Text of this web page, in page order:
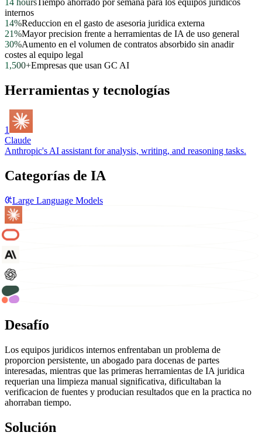
internos
14%Reduccion en el gasto de asesoria juridica externa
21%Mayor precision frente a herramientas de IA de uso general
30%Aumento en el volumen de contratos absorbido sin anadir
costes al equipo legal
1,500+Empresas que usan GC AI
Herramientas y tecnologías
1
Claude
Anthropic's AI assistant for analysis, writing, and reasoning tasks.
Categorías de IA
Large Language Models
Desafío
Los equipos juridicos internos enfrentaban un problema de
proporcion persistente, un abogado para docenas de partes
interesadas, mientras que las primeras herramientas de IA juridica
requerian una limpieza manual significativa, dificultaban la
verificacion de fuentes y producian resultados que en la practica no
ahorraban tiempo.
Solución